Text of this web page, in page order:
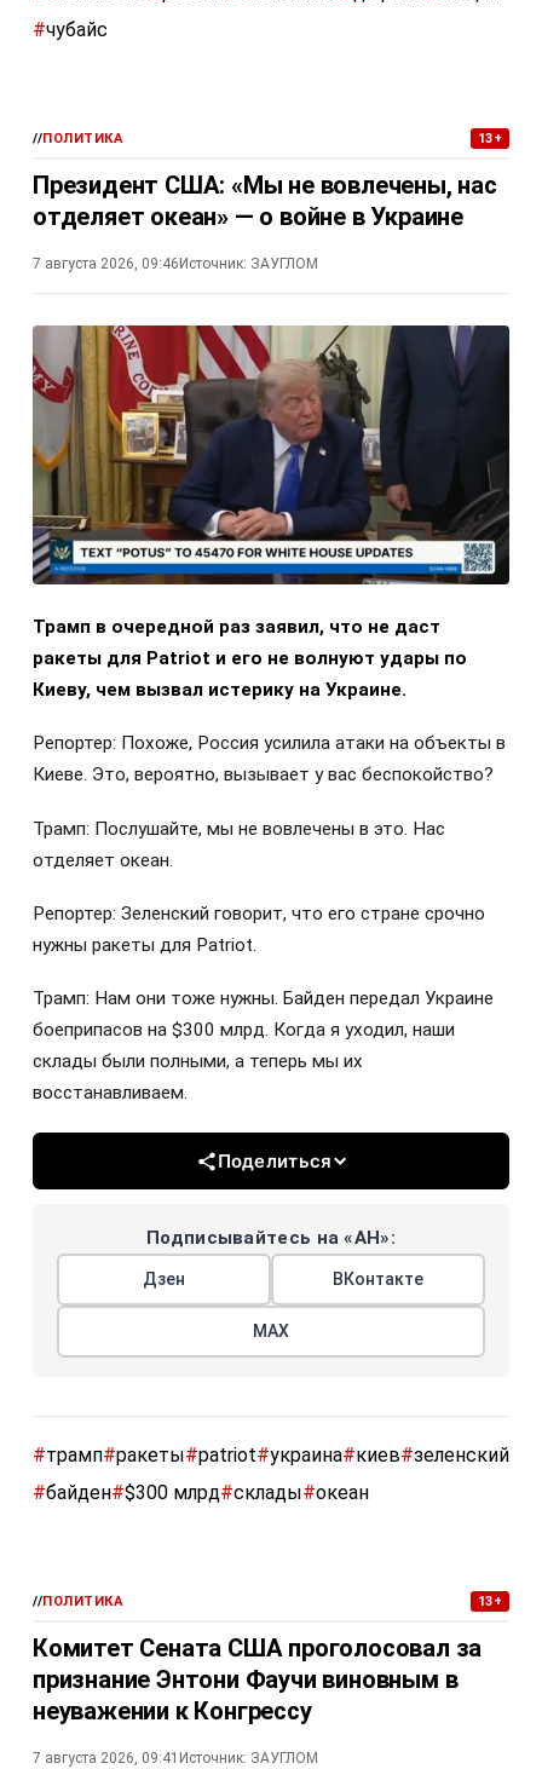
#чубайс
//ПОЛИТИКА 13+
Президент США: «Мы не вовлечены, нас
отделяет океан» — о войне в Украине
7 августа 2026, 09:46 Источник: ЗАУГЛОМ
Трамп в очередной раз заявил, что не даст
ракеты для Patriot и его не волнуют удары по
Киеву, чем вызвал истерику на Украине.
Репортер: Похоже, Россия усилила атаки на объекты в
Киеве. Это, вероятно, вызывает у вас беспокойство?
Трамп: Послушайте, мы не вовлечены в это. Нас
отделяет океан.
Репортер: Зеленский говорит, что его стране срочно
нужны ракеты для Patriot.
Трамп: Нам они тоже нужны. Байден передал Украине
боеприпасов на $300 млрд. Когда я уходил, наши
склады были полными, а теперь мы их
восстанавливаем.
Поделиться
Подписывайтесь на «АН»:
Дзен ВКонтакте
МАХ
#трамп#ракеты#patriot#украина#киев#зеленский
#байден#$300 млрд#склады#океан
//ПОЛИТИКА 13+
Комитет Сената США проголосовал за
признание Энтони Фаучи виновным в
неуважении к Конгрессу
7 августа 2026, 09:41 Источник: ЗАУГЛОМ